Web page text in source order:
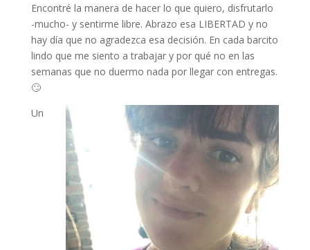
Encontré la manera de hacer lo que quiero, disfrutarlo
-mucho- y sentirme libre. Abrazo esa LIBERTAD y no
hay día que no agradezca esa decisión. En cada barcito
lindo que me siento a trabajar y por qué no en las
semanas que no duermo nada por llegar con entregas.
🙄
Un